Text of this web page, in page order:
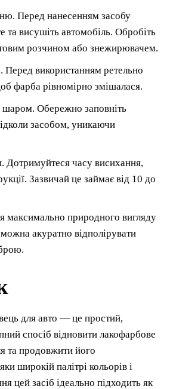
Перед нанесенням засобу
та висушіть автомобіль. Обробіть
розчином або знежирювачем.
Перед використанням ретельно
фарба рівномірно змішалася.
шаром. Обережно заповніть
засобом, уникаючи
Дотримуйтеся часу висихання,
Зазвичай це займає від 10 до
максимально природного вигляду
акуратно відполірувати
для авто — це простий,
спосіб відновити лакофарбове
та продовжити його
широкій палітрі кольорів і
цей засіб ідеально підходить як